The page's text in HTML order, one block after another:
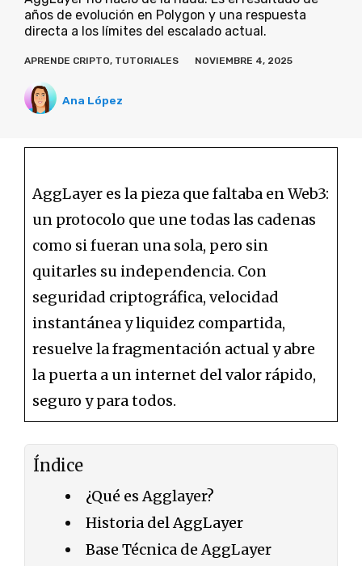
años de evolución en Polygon y una respuesta
directa a los límites del escalado actual.
APRENDE CRIPTO, TUTORIALES NOVIEMBRE 4, 2025
Ana López
AggLayer es la pieza que faltaba en Web3:
un protocolo que une todas las cadenas
como si fueran una sola, pero sin
quitarles su independencia. Con
seguridad criptográfica, velocidad
instantánea y liquidez compartida,
resuelve la fragmentación actual y abre
la puerta a un internet del valor rápido,
seguro y para todos.
Índice
¿Qué es Agglayer?
Historia del AggLayer
Base Técnica de AggLayer